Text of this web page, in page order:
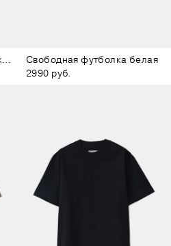
Плотная оверсайз футболка бежевая
Свободная футболка белая
2990 руб.